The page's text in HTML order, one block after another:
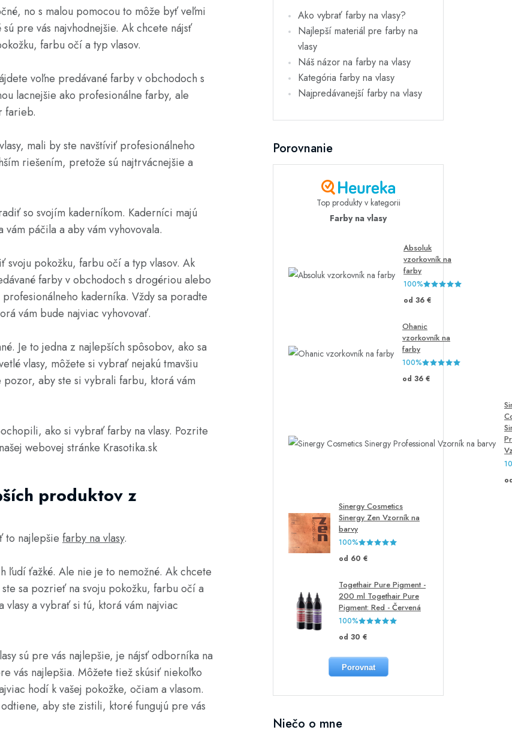
no s malou pomocou to môže byť veľmi
pre vás najvhodnejšie. Ak chcete nájsť
farbu očí a typ vlasov.
voľne predávané farby v obchodoch s
lacnejšie ako profesionálne farby, ale
farieb.
mali by ste navštíviť profesionálneho
riešením, pretože sú najtrvácnejšie a
so svojím kaderníkom. Kaderníci majú
páčila a aby vám vyhovovala.
svoju pokožku, farbu očí a typ vlasov. Ak
farby v obchodoch s drogériou alebo
kaderníka. Vždy sa poradte
vám bude najviac vyhovovať.
Je to jedna z najlepších spôsobov, ako sa
vlasy, môžete si vybrať nejakú tmavšiu
aby ste si vybrali farbu, ktorá vám
ako si vybrať farby na vlasy. Pozrite
webovej stránke Krasotika.sk
produktov z
to najlepšie farby na vlasy.
ťažké. Ale nie je to nemožné. Ak chcete
sa pozrieť na svoju pokožku, farbu očí a
a vybrať si tú, ktorá vám najviac
sú pre vás najlepšie, je nájsť odborníka na
vás najlepšia. Môžete tiež skúsiť niekoľko
hodí k vašej pokožke, očiam a vlasom.
aby ste zistili, ktoré fungujú pre vás
Ako vybrať farby na vlasy?
Najlepší materiál pre farby na
vlasy
Náš názor na farby na vlasy
Kategória farby na vlasy
Najpredávanejší farby na vlasy
Porovnanie
Top produkty v kategorii
Farby na vlasy
Absoluk
vzorkovník na
farby
100%
od 36 €
Ohanic
vzorkovník na
farby
100%
od 36 €
Sinergy Cosmetics
Sinergy Zen Vzorník na
barvy
100%
od 60 €
Togethair Pure Pigment -
200 ml Togethair Pure
Pigment: Red - Červená
100%
od 30 €
Porovnat
Niečo o mne